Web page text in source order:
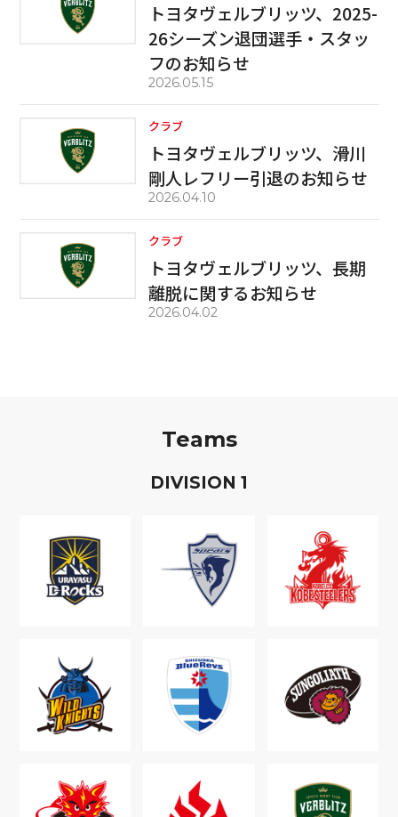
トヨタヴェルブリッツ、2025-
26シーズン退団選手・スタッ
フのお知らせ
2026.05.15
クラブ
トヨタヴェルブリッツ、滑川
剛人レフリー引退のお知らせ
2026.04.10
クラブ
トヨタヴェルブリッツ、長期
離脱に関するお知らせ
2026.04.02
Teams
DIVISION 1